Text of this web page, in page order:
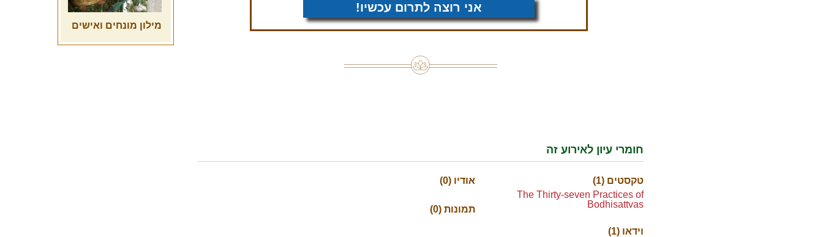
אני רוצה לתרום עכשיו!
חומרי עיון לאירוע זה
טקסטים (1)
The Thirty-seven Practices of
Bodhisattvas
וידאו (1)
אודיו (0)
תמונות (0)
מילון מונחים ואישים